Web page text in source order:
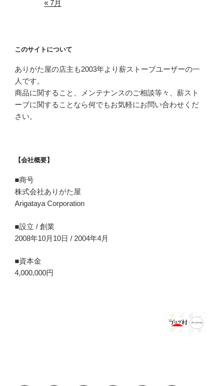
« 7月
このサイトについて
ありがた屋の店主も2003年より薪ストーブユーザーの一
人です。
商品に関すること、メンテナンスのご相談等々、薪スト
ーブに関することなら何でもお気軽にお問い合わせくだ
さい。
【会社概要】
■商号
株式会社ありがた屋
Arigataya Corporation
■設立 / 創業
2008年10月10日 / 2004年4月
■資本金
4,000,000円